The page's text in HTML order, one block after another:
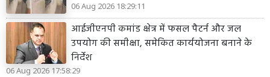
06 Aug 2026 18:29:11
आईजीएनपी कमांड क्षेत्र में फसल पैटर्न और जल
उपयोग की समीक्षा, समेकित कार्ययोजना बनाने के
निर्देश
06 Aug 2026 17:58:29